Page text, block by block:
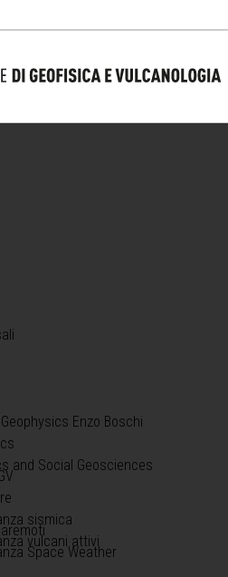
Enzo Boschi
and Social Geosciences
sismica
vulcani attivi
Space Weather